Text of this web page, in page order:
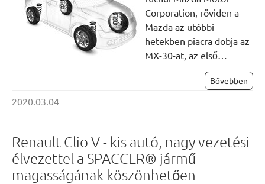
Corporation, röviden a
Mazda az utóbbi
hetekben piacra dobja az
MX-30-at, az első…
Bővebben
2020.03.04
Renault Clio V - kis autó, nagy vezetési
élvezettel a SPACCER® jármű
magasságának köszönhetően